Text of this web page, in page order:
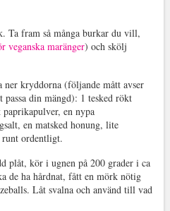
Ta fram så många burkar du vill,
veganska maränger) och skölj
ner kryddorna (följande mått avser
din mängd): 1 tesked rökt
en nypa
en matsked honung, lite
ordentligt.
plåt, kör i ugnen på 200 grader i ca
de ha hårdnat, fått en mörk nötig
Låt svalna och använd till vad